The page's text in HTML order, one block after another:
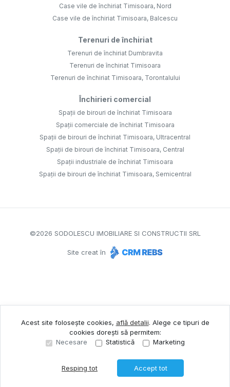
Case vile de închiriat Timisoara, Nord
Case vile de închiriat Timisoara, Balcescu
Terenuri de închiriat
Terenuri de închiriat Dumbravita
Terenuri de închiriat Timisoara
Terenuri de închiriat Timisoara, Torontalului
Închirieri comercial
Spații de birouri de închiriat Timisoara
Spații comerciale de închiriat Timisoara
Spații de birouri de închiriat Timisoara, Ultracentral
Spații de birouri de închiriat Timisoara, Central
Spații industriale de închiriat Timisoara
Spații de birouri de închiriat Timisoara, Semicentral
©2026 SODOLESCU IMOBILIARE SI CONSTRUCTII SRL
Site creat în
Acest site folosește cookies, află detalii. Alege ce tipuri de
cookies dorești să permitem:
Necesare
Statistică Marketing
Resping tot Accept tot